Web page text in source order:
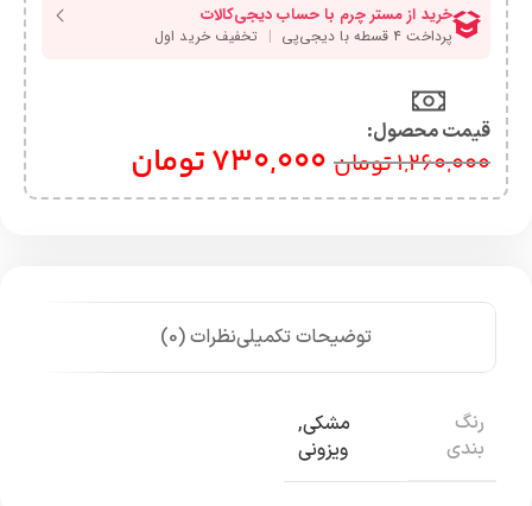
قیمت محصول:​
1,260,000تومان 730,000تومان
توضیحات تکمیلینظرات (0)
رنگ
بندی
مشکی,
ویزونی